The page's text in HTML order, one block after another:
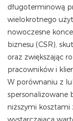
długoterminową
wielokrotnego
nowoczesne
biznesu (CSR),
oraz zwiększając
pracowników i
W porównaniu z
spersonalizowane
niższymi kosztami